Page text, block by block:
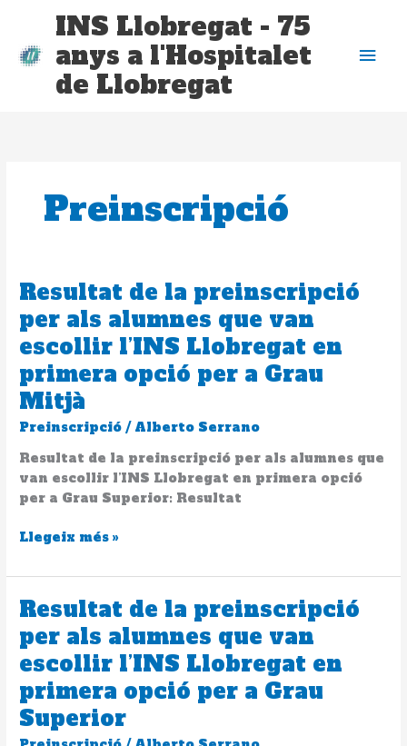
contingut
INS Llobregat - 75
anys a l'Hospitalet
de Llobregat
Preinscripció
Resultat de la preinscripció
per als alumnes que van
escollir l’INS Llobregat en
primera opció per a Grau
Mitjà
Preinscripció / Alberto Serrano
Resultat de la preinscripció per als alumnes que
van escollir l’INS Llobregat en primera opció
per a Grau Superior: Resultat
Resultat
la
preinscripció
per
als
alumnes
que
escollir
l’INS
Llobregat
primera
a
Mitjà
Llegeix més »
Resultat de la preinscripció
per als alumnes que van
escollir l’INS Llobregat en
primera opció per a Grau
Superior
Resultat
la
preinscripció
per
als
alumnes